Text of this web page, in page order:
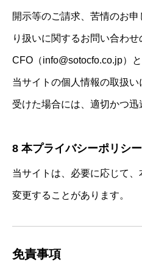
開示等のご請求、苦情のお
り扱いに関するお問い合わ
CFO（info@sotocfo.co.jp）
当サイトの個人情報の取扱
受けた場合には、適切かつ迅
8 本プライバシーポリシ
当サイトは、必要に応じて
変更することがあります。
免責事項